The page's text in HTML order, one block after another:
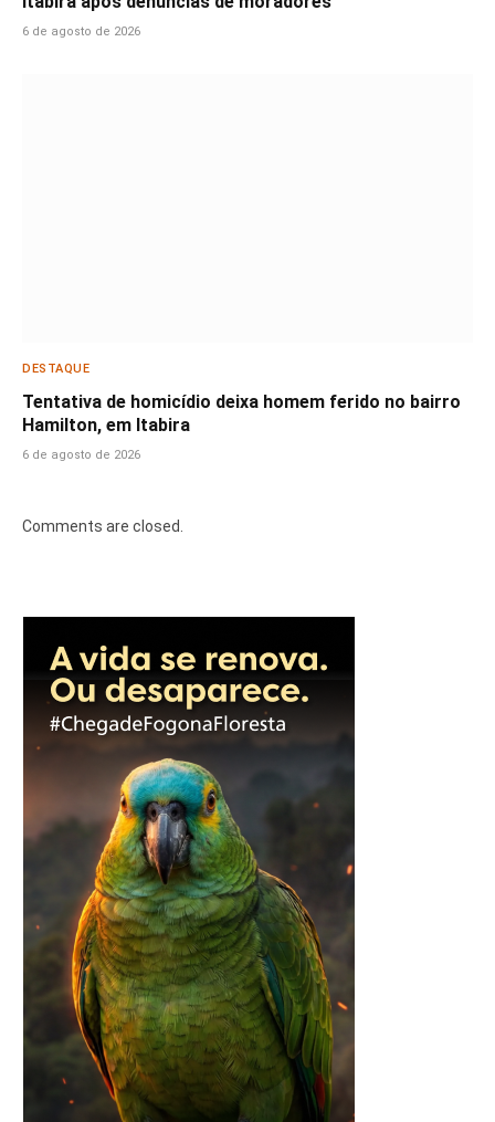
6 de agosto de 2026
DESTAQUE
Tentativa de homicídio deixa homem ferido no bairro
Hamilton, em Itabira
6 de agosto de 2026
Comments are closed.